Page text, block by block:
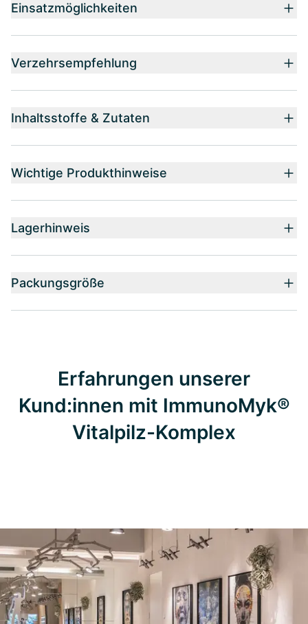
Einsatzmöglichkeiten
Verzehrsempfehlung
Inhaltsstoffe & Zutaten
Wichtige Produkthinweise
Lagerhinweis
Packungsgröße
Erfahrungen unserer
Kund:innen mit ImmunoMyk®
Vitalpilz-Komplex